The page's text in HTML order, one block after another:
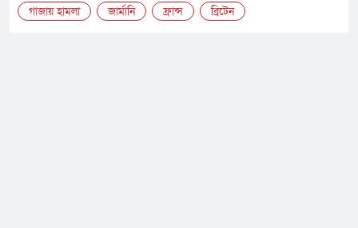
গাজায় হামলা জার্মানি ফ্রান্স ব্রিটেন